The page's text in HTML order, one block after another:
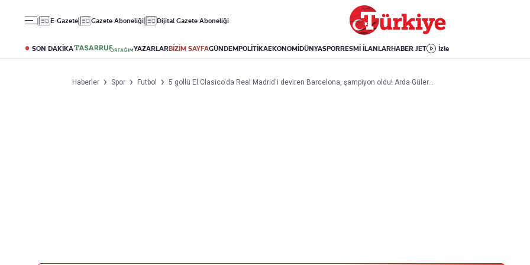
E-Gazete Gazete Aboneliği Dijital Gazete Aboneliği
SON DAKİKA YAZARLARBİZİM SAYFAGÜNDEMPOLİTİKAEKONOMİDÜNYASPORRESMİ İLANLARHABER JET İzle
Altın
Döviz
Kripto Para
Puan Durumu
Fikstür
Avrupa Ligi
Avrupa
Amerika
İsrail-Gazze
Yaşam
Sağlık
Yemek
Aktüel
Kitap
Haberler Spor Futbol 5 gollü El Clasico'da Real Madrid'i deviren Barcelona, şampiyon oldu! Arda Güler...